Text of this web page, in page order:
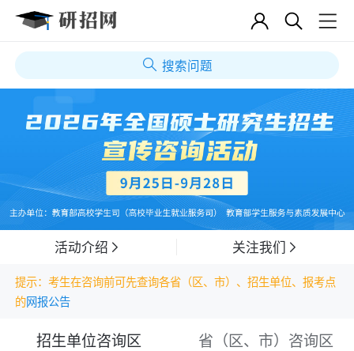
搜索问题
活动介绍 关注我们
提示：考生在咨询前可先查询各省（区、市）、招生单位、报考点
的网报公告
招生单位咨询区 省（区、市）咨询区